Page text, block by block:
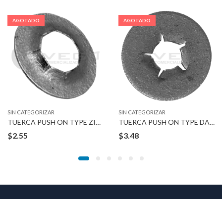
AGOTADO
SIN CATEGORIZAR
TUERCA PUSH ON TYPE ZINC 1/4″
$2.55
AGOTADO
SIN CATEGORIZAR
TUERCA PUSH ON TYPE DACROMENT 8-1.25 MM
$3.48